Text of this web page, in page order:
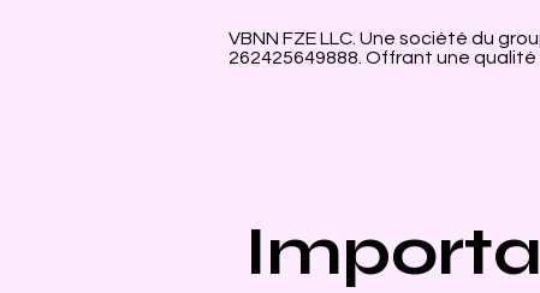
VBNN FZE LLC. Une société du
262425649888. Offrant une